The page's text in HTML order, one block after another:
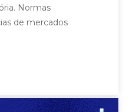
Normas
de mercados